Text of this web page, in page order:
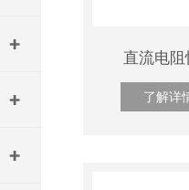
直流电
了解详